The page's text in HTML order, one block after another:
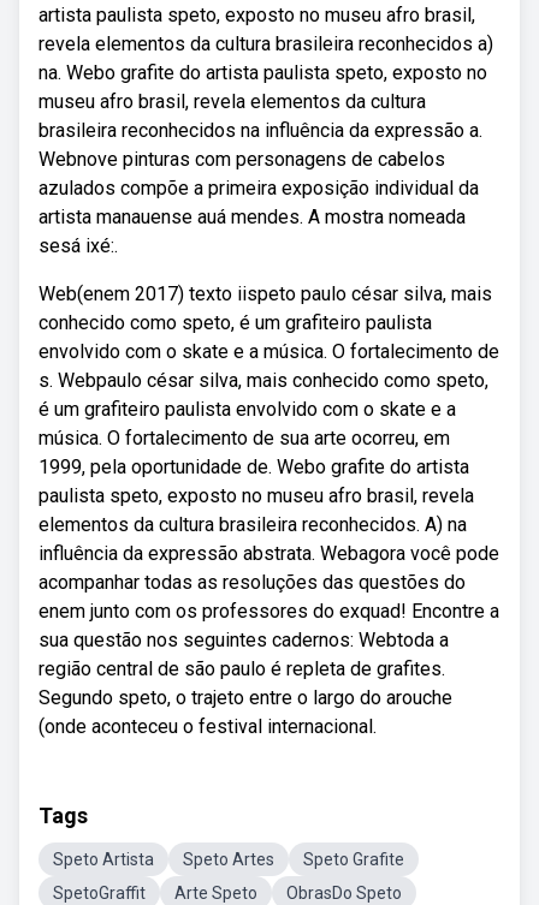
artista paulista speto, exposto no museu afro brasil,
revela elementos da cultura brasileira reconhecidos a)
na. Webo grafite do artista paulista speto, exposto no
museu afro brasil, revela elementos da cultura
brasileira reconhecidos na influência da expressão a.
Webnove pinturas com personagens de cabelos
azulados compõe a primeira exposição individual da
artista manauense auá mendes. A mostra nomeada
sesá ixé:.
Web(enem 2017) texto iispeto paulo césar silva, mais
conhecido como speto, é um grafiteiro paulista
envolvido com o skate e a música. O fortalecimento de
s. Webpaulo césar silva, mais conhecido como speto,
é um grafiteiro paulista envolvido com o skate e a
música. O fortalecimento de sua arte ocorreu, em
1999, pela oportunidade de. Webo grafite do artista
paulista speto, exposto no museu afro brasil, revela
elementos da cultura brasileira reconhecidos. A) na
influência da expressão abstrata. Webagora você pode
acompanhar todas as resoluções das questões do
enem junto com os professores do exquad! Encontre a
sua questão nos seguintes cadernos: Webtoda a
região central de são paulo é repleta de grafites.
Segundo speto, o trajeto entre o largo do arouche
(onde aconteceu o festival internacional.
Tags
Speto Artista Speto Artes
Speto Grafite
SpetoGraffit
Arte Speto ObrasDo Speto